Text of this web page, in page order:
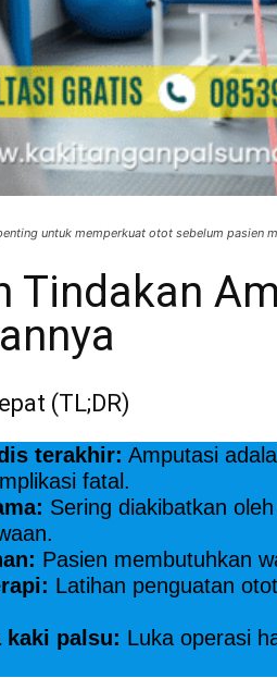
untuk memperkuat otot sebelum pasien
Tindakan
(TL;DR)
terakhir: Amputasi
fatal.
Sering diakibatkan
Pasien membutuhkan
Latihan penguatan
kaki palsu: Luka operasi